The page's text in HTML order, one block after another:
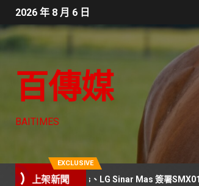
2026 年 8 月 6 日
百傳媒
BAITIMES
EXCLUSIVE
上架新聞
Centers、LG Sinar Mas 簽署SMX01資料中心合